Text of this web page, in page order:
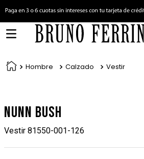
Hombre Calzado Vestir
Nunn Bush
Vestir 81550-001-126